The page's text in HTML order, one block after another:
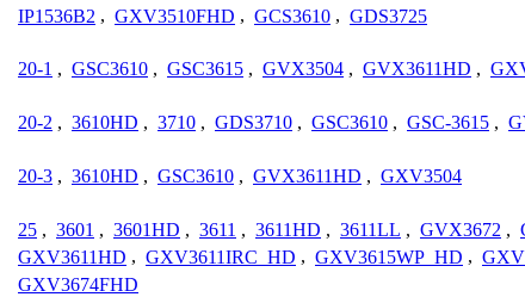
IP1536B2 , GXV3510FHD , GCS3610 , GDS3725
20-1 , GSC3610 , GSC3615 , GVX3504 , GVX3611HD ,
20-2 , 3610HD , 3710 , GDS3710 , GSC3610 , GSC-3615 ,
20-3 , 3610HD , GSC3610 , GVX3611HD , GXV3504
25 , 3601 , 3601HD , 3611 , 3611HD , 3611LL , GVX3672 ,
GXV3611HD , GXV3611IRC_HD , GXV3615WP_HD ,
GXV3674FHD